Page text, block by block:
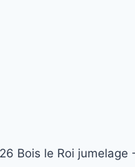
Bois le Roi jumelage